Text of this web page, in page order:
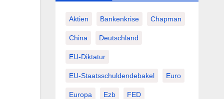
Aktien Bankenkrise Chapman
China Deutschland
EU-Diktatur
EU-Staatsschuldendebakel Euro
Europa Ezb FED